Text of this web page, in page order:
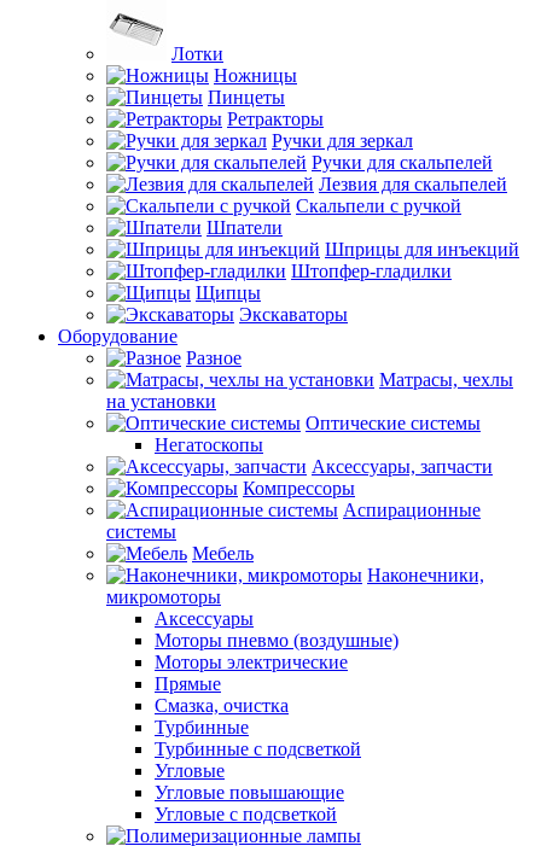
Лотки
Ножницы
Пинцеты
Ретракторы
Ручки для зеркал
Ручки для скальпелей
Лезвия для скальпелей
Скальпели с ручкой
Шпатели
Шприцы для инъекций
Штопфер-гладилки
Щипцы
Экскаваторы
Оборудование
Разное
Матрасы, чехлы
на установки
Оптические системы
Негатоскопы
Аксессуары, запчасти
Компрессоры
Аспирационные
системы
Мебель
Наконечники,
микромоторы
Аксессуары
Моторы пневмо (воздушные)
Моторы электрические
Прямые
Смазка, очистка
Турбинные
Турбинные с подсветкой
Угловые
Угловые повышающие
Угловые с подсветкой